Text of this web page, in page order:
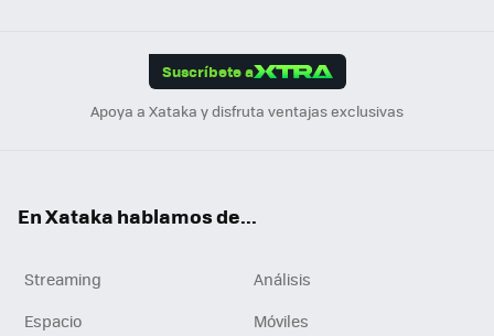
Suscríbete a
Apoya a Xataka y disfruta ventajas exclusivas
En Xataka hablamos de...
Streaming
Análisis
Espacio
Móviles